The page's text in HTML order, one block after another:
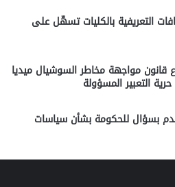
التعريفية بالكليات تسهّل على
قانون مواجهة مخاطر السوشيال ميديا
التعبير المسؤولة
بسؤال للحكومة بشأن سياسات